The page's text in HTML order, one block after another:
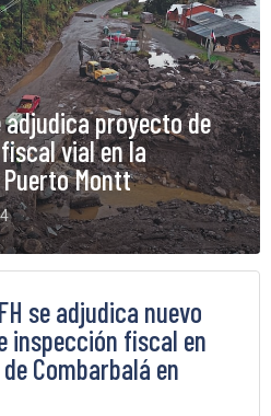
adjudica proyecto de
vial en la
Montt
se adjudica nuevo
inspección fiscal en
Combarbalá en